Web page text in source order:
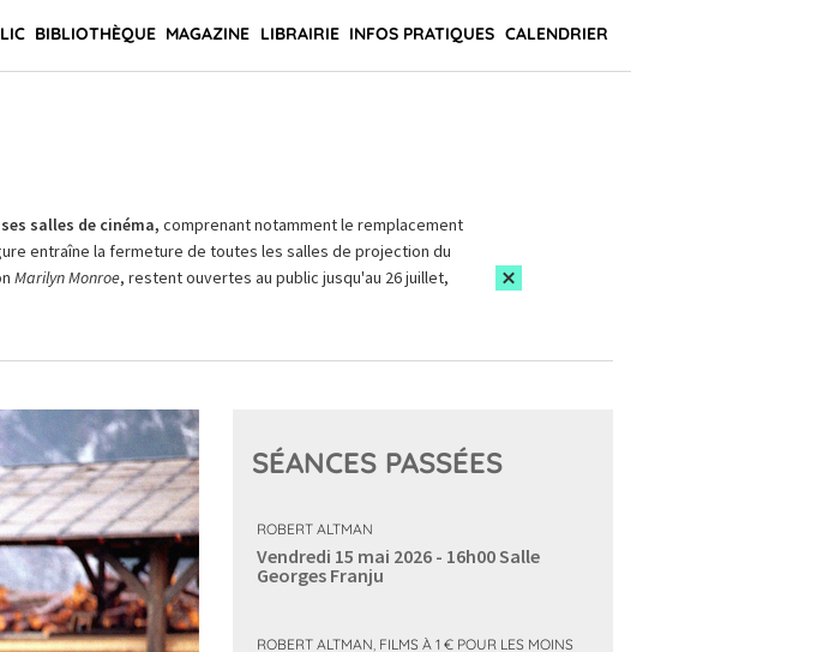
BIBLIOTHÈQUE MAGAZINE LIBRAIRIE INFOS PRATIQUES CALENDRIER
salles de cinéma, comprenant notamment le remplacement
entraîne la fermeture de toutes les salles de projection du
Marilyn Monroe, restent ouvertes au public jusqu'au 26 juillet,
SÉANCES PASSÉES
ROBERT ALTMAN
Vendredi 15 mai 2026 - 16h00Salle
Georges Franju
ROBERT ALTMAN, FILMS À 1 € POUR LES MOINS